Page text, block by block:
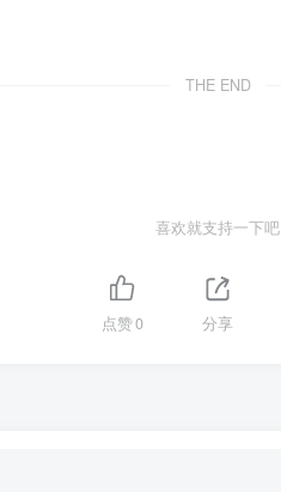
THE END
喜欢就支持一下吧
点赞0 分享